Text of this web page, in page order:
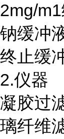
2mg/
钠缓冲
终止缓
2.仪器
凝胶过
璃纤维